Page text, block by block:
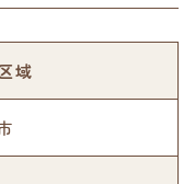
域